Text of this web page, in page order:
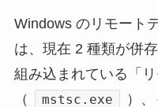
Windows のリモート
は、現在 2 種類が併
組み込まれている「
（
mstsc.exe
）